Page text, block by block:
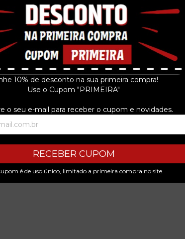
10% de desconto na sua primeira compra!
Use o Cupom "PRIMEIRA"
o seu e-mail para receber o cupom e novidades.
RECEBER CUPOM
é de uso único, limitado a primeira compra no site.